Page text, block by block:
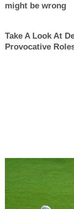
might be wrong
Take A Look At
Provocative